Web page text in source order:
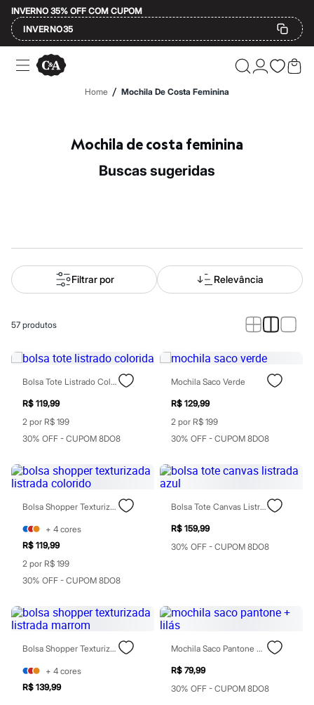
INVERNO 35% OFF COM CUPOM
INVERNO35
Ofertas
Compre por Departamento
Alfaiataria
Novidades
Roupas
Blusas e Camisetas
Casacos e Jaquetas
Macacões
Saias
Shorts e Bermudas
Acessórios
Bolsas
Bonés e Chapéus
Bijoux
Óculos
Relógios
Botas
Rasteirinhas
Sandálias
Sapatilhas
Tênis
Marcas
Clock House
Mindset
Sawary
Yessica
Moda esportiva
Acessórios
Blusas
Calçados
Home / Mochila De Costa Feminina
Mochila de costa feminina
buscas sugeridas
Filtrar por Relevância
57 produtos
Bolsa Tote Listrado Colorida
R$ 119,99
2 por R$ 199
30% OFF - CUPOM 8DO8
Mochila Saco Verde
R$ 129,99
2 por R$ 199
30% OFF - CUPOM 8DO8
Bolsa Shopper Texturizada Listrada Colorido
+ 4 cores
R$ 119,99
2 por R$ 199
30% OFF - CUPOM 8DO8
Bolsa Tote Canvas Listrada Azul
R$ 159,99
30% OFF - CUPOM 8DO8
Bolsa Shopper Texturizada Listrada Marrom
+ 4 cores
R$ 139,99
Mochila Saco Pantone + Lilás
R$ 79,99
30% OFF - CUPOM 8DO8